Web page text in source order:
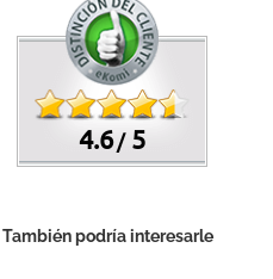
4.6 /5
También podría interesarle